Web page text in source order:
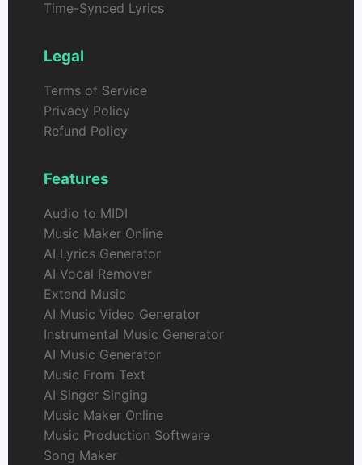
Time-Synced Lyrics
Legal
Terms of Service
Privacy Policy
Refund Policy
Features
Audio to MIDI
Music Maker Online
AI Lyrics Generator
AI Vocal Remover
Extend Music
AI Music Video Generator
Instrumental Music Generator
AI Music Generator
Music From Text
AI Singer Singing
Music Maker Online
Music Production Software
Song Maker